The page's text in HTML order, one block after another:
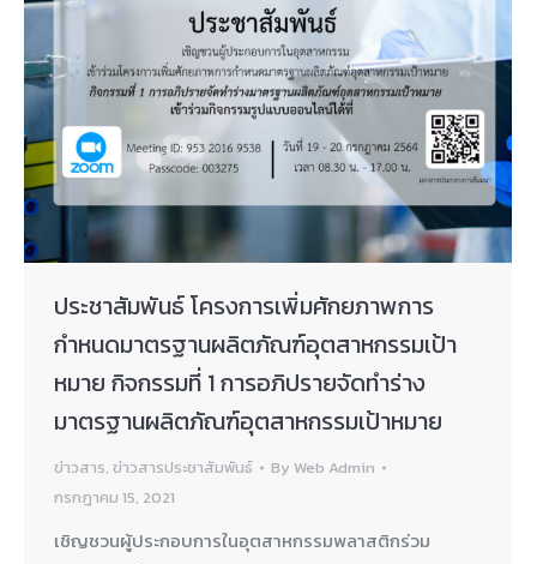
ประชาสัมพันธ์ โครงการเพิ่มศักยภาพการ
กำหนดมาตรฐานผลิตภัณฑ์อุตสาหกรรมเป้า
หมาย กิจกรรมที่ 1 การอภิปรายจัดทำร่าง
มาตรฐานผลิตภัณฑ์อุตสาหกรรมเป้าหมาย
ข่าวสาร, ข่าวสารประชาสัมพันธ์ By Web Admin
กรกฎาคม 15, 2021
เชิญชวนผู้ประกอบการในอุตสาหกรรมพลาสติกร่วม